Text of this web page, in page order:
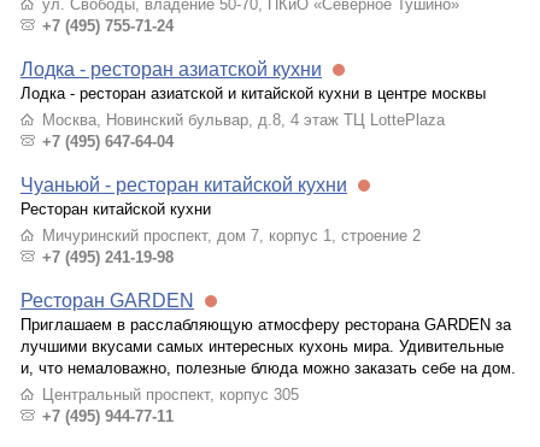
ул. Свободы, владение 50-70, ПКиО «Северное Тушино»
+7 (495) 755-71-24
Лодка - ресторан азиатской кухни
Лодка - ресторан азиатской и китайской кухни в центре москвы
Москва, Новинский бульвар, д.8, 4 этаж ТЦ LottePlaza
+7 (495) 647-64-04
Чуаньюй - ресторан китайской кухни
Ресторан китайской кухни
Мичуринский проспект, дом 7, корпус 1, строение 2
+7 (495) 241-19-98
Ресторан GARDEN
Приглашаем в расслабляющую атмосферу ресторана GARDEN за
лучшими вкусами самых интересных кухонь мира. Удивительные
и, что немаловажно, полезные блюда можно заказать себе на дом.
Центральный проспект, корпус 305
+7 (495) 944-77-11